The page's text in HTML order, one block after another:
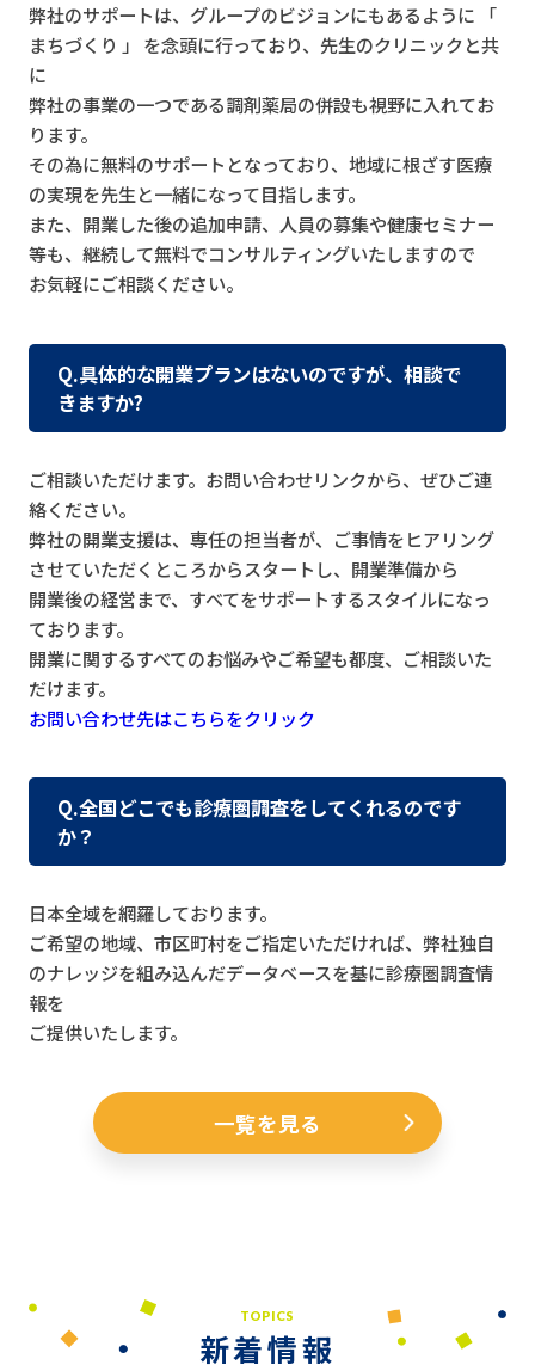
弊社のサポートは、グループのビジョンにもあるように 「
まちづくり 」 を念頭に行っており、先生のクリニックと共
に
弊社の事業の一つである調剤薬局の併設も視野に入れてお
ります。
その為に無料のサポートとなっており、地域に根ざす医療
の実現を先生と一緒になって目指します。
また、開業した後の追加申請、人員の募集や健康セミナー
等も、継続して無料でコンサルティングいたしますので
お気軽にご相談ください。
Q.具体的な開業プランはないのですが、相談で
きますか?
ご相談いただけます。お問い合わせリンクから、ぜひご連
絡ください。
弊社の開業支援は、専任の担当者が、ご事情をヒアリング
させていただくところからスタートし、開業準備から
開業後の経営まで、すべてをサポートするスタイルになっ
ております。
開業に関するすべてのお悩みやご希望も都度、ご相談いた
だけます。
お問い合わせ先はこちらをクリック
Q.全国どこでも診療圏調査をしてくれるのです
か？
日本全域を網羅しております。
ご希望の地域、市区町村をご指定いただければ、弊社独自
のナレッジを組み込んだデータベースを基に診療圏調査情
報を
ご提供いたします。
一覧を見る
TOPICS
新着情報